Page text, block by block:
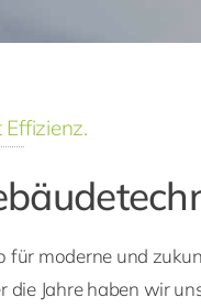
für moderne und
die Jahre haben wir